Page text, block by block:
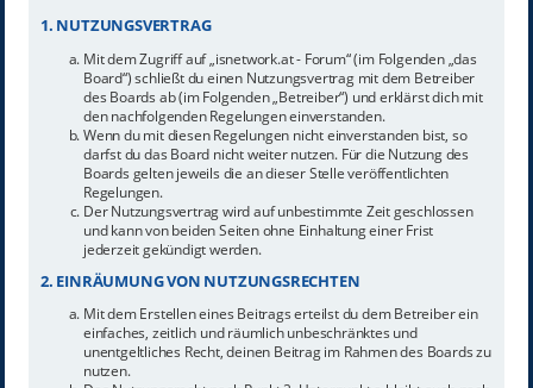
1. NUTZUNGSVERTRAG
Mit dem Zugriff auf „isnetwork.at - Forum“ (im Folgenden „das
Board“) schließt du einen Nutzungsvertrag mit dem Betreiber
des Boards ab (im Folgenden „Betreiber“) und erklärst dich mit
den nachfolgenden Regelungen einverstanden.
Wenn du mit diesen Regelungen nicht einverstanden bist, so
darfst du das Board nicht weiter nutzen. Für die Nutzung des
Boards gelten jeweils die an dieser Stelle veröffentlichten
Regelungen.
Der Nutzungsvertrag wird auf unbestimmte Zeit geschlossen
und kann von beiden Seiten ohne Einhaltung einer Frist
jederzeit gekündigt werden.
2. EINRÄUMUNG VON NUTZUNGSRECHTEN
Mit dem Erstellen eines Beitrags erteilst du dem Betreiber ein
einfaches, zeitlich und räumlich unbeschränktes und
unentgeltliches Recht, deinen Beitrag im Rahmen des Boards zu
nutzen.